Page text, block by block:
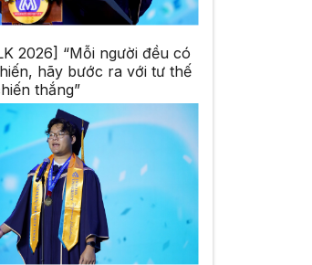
2026] “Mỗi người đều có
hãy bước ra với tư thế
thắng”